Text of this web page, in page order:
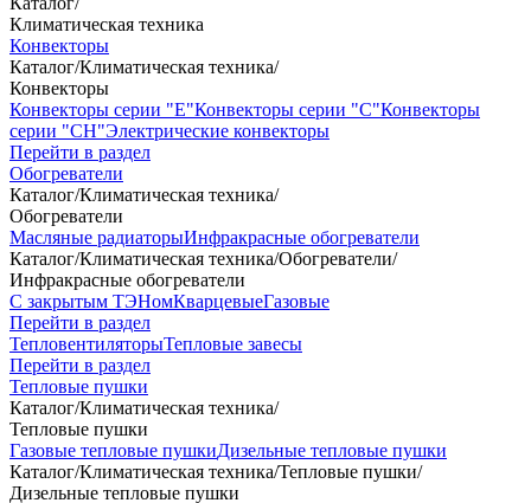
Климатическая техника
Конвекторы
Каталог/Климатическая техника/
Конвекторы
Конвекторы серии "Е"Конвекторы серии "С"Конвекторы
серии "СН"Электрические конвекторы
Перейти в раздел
Обогреватели
Каталог/Климатическая техника/
Обогреватели
Масляные радиаторыИнфракрасные обогреватели
Каталог/Климатическая техника/Обогреватели/
Инфракрасные обогреватели
С закрытым ТЭНомКварцевыеГазовые
Перейти в раздел
ТепловентиляторыТепловые завесы
Перейти в раздел
Тепловые пушки
Каталог/Климатическая техника/
Тепловые пушки
Газовые тепловые пушкиДизельные тепловые пушки
Каталог/Климатическая техника/Тепловые пушки/
Дизельные тепловые пушки